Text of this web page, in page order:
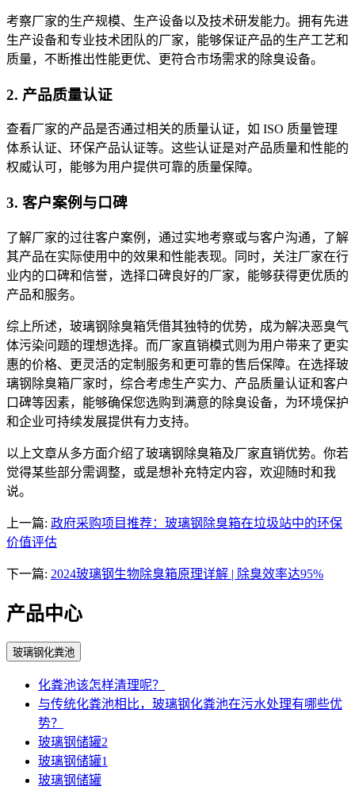
考察厂家的生产规模、生产设备以及技术研发能力。拥有先进
生产设备和专业技术团队的厂家，能够保证产品的生产工艺和
质量，不断推出性能更优、更符合市场需求的除臭设备。
2. 产品质量认证
查看厂家的产品是否通过相关的质量认证，如 ISO 质量管理
体系认证、环保产品认证等。这些认证是对产品质量和性能的
权威认可，能够为用户提供可靠的质量保障。
3. 客户案例与口碑
了解厂家的过往客户案例，通过实地考察或与客户沟通，了解
其产品在实际使用中的效果和性能表现。同时，关注厂家在行
业内的口碑和信誉，选择口碑良好的厂家，能够获得更优质的
产品和服务。
综上所述，玻璃钢除臭箱凭借其独特的优势，成为解决恶臭气
体污染问题的理想选择。而厂家直销模式则为用户带来了更实
惠的价格、更灵活的定制服务和更可靠的售后保障。在选择玻
璃钢除臭箱厂家时，综合考虑生产实力、产品质量认证和客户
口碑等因素，能够确保您选购到满意的除臭设备，为环境保护
和企业可持续发展提供有力支持。
以上文章从多方面介绍了玻璃钢除臭箱及厂家直销优势。你若
觉得某些部分需调整，或是想补充特定内容，欢迎随时和我
说。
上一篇: 政府采购项目推荐：玻璃钢除臭箱在垃圾站中的环保
价值评估
下一篇: 2024玻璃钢生物除臭箱原理详解 | 除臭效率达95%
产品中心
玻璃钢化粪池
化粪池该怎样清理呢？
与传统化粪池相比，玻璃钢化粪池在污水处理有哪些优
势？
玻璃钢储罐2
玻璃钢储罐1
玻璃钢储罐